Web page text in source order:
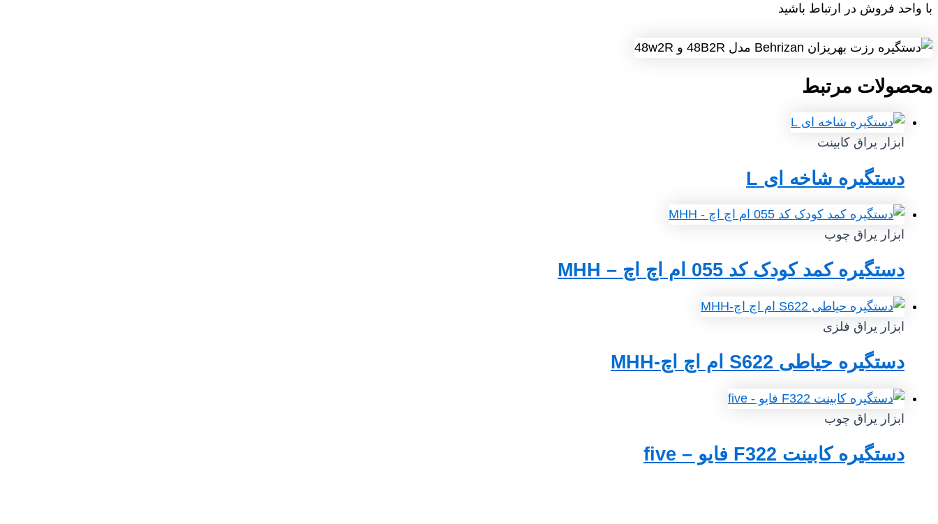
با واحد فروش در ارتباط باشید
محصولات مرتبط
ابزار یراق کابینت
دستگیره شاخه ای L
ابزار یراق چوب
دستگیره کمد کودک کد 055 ام اچ اچ – MHH
ابزار یراق فلزی
دستگیره حیاطی S622 ام اچ اچ-MHH
ابزار یراق چوب
دستگیره کابینت F322 فایو – five